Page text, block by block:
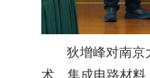
狄增峰对南京
术、集成电路材